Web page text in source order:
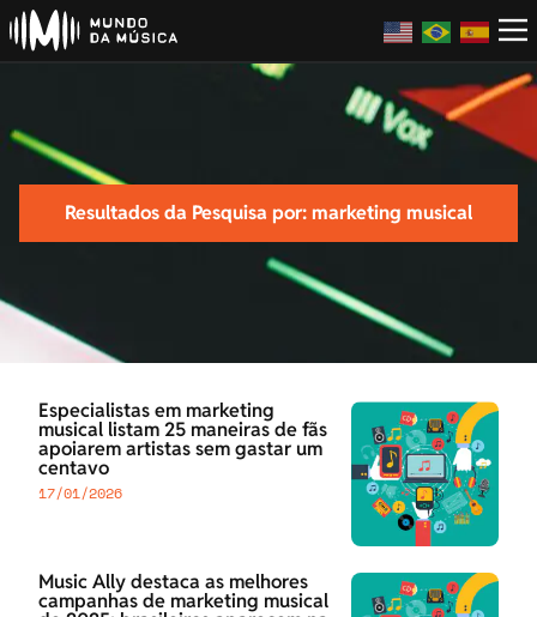
Resultados da Pesquisa por: marketing musical
Especialistas em marketing
musical listam 25 maneiras de fãs
apoiarem artistas sem gastar um
centavo
17/01/2026
Music Ally destaca as melhores
campanhas de marketing musical